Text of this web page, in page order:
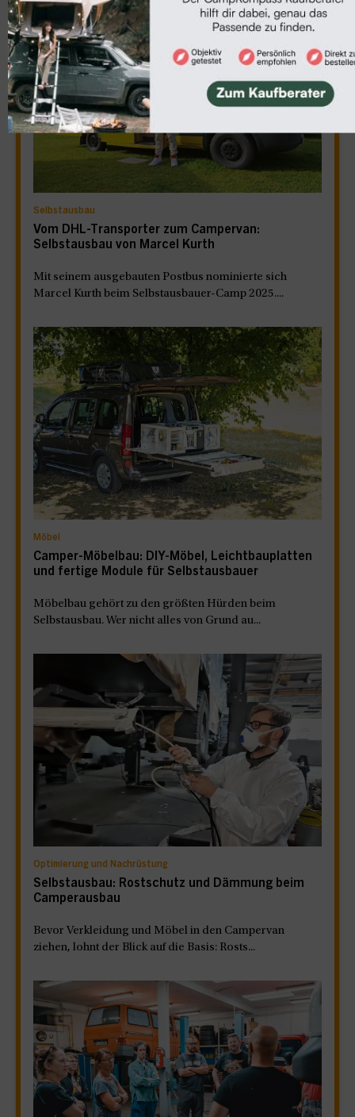
Selbstausbau
Vom DHL-Transporter zum Campervan:
Selbstausbau von Marcel Kurth
Mit seinem ausgebauten Postbus nominierte sich
Marcel Kurth beim Selbstausbauer-Camp 2025....
Möbel
Camper-Möbelbau: DIY-Möbel, Leichtbauplatten
und fertige Module für Selbstausbauer
Möbelbau gehört zu den größten Hürden beim
Selbstausbau. Wer nicht alles von Grund au...
Optimierung und Nachrüstung
Selbstausbau: Rostschutz und Dämmung beim
Camperausbau
Bevor Verkleidung und Möbel in den Campervan
ziehen, lohnt der Blick auf die Basis: Rosts...